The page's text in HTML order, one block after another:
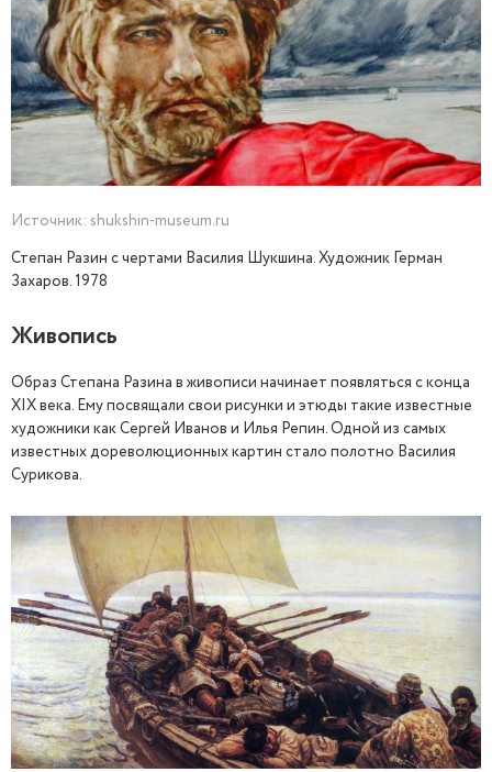
Источник: shukshin-museum.ru
Степан Разин с чертами Василия Шукшина. Художник Герман
Захаров. 1978
Живопись
Образ Степана Разина в живописи начинает появляться с конца
XIX века. Ему посвящали свои рисунки и этюды такие известные
художники как Сергей Иванов и Илья Репин. Одной из самых
известных дореволюционных картин стало полотно Василия
Сурикова.